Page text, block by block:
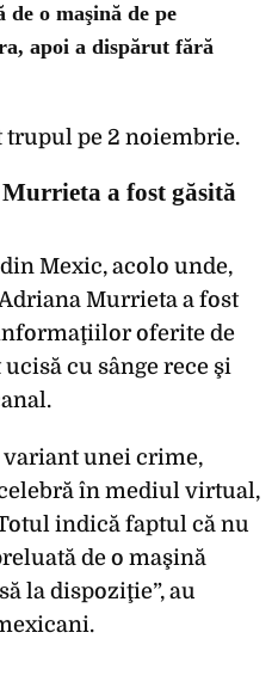
o maşină de pe
apoi a dispărut fără
trupul pe 2 noiembrie.
a fost găsită
Mexic, acolo unde,
Murrieta a fost
oferite de
cu sânge rece şi
unei crime,
în mediul virtual,
indică faptul că nu
de o maşină
la dispoziţie”, au